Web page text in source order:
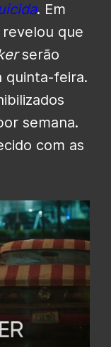
. Em
que
serão
quinta-feira.
semana.
com as